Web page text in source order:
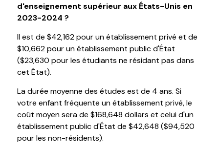
d'enseignement supérieur aux États-Unis en
2023-2024 ?
Il est de $42,162 pour un établissement privé et de
$10,662 pour un établissement public d'État
($23,630 pour les étudiants ne résidant pas dans
cet État).
La durée moyenne des études est de 4 ans. Si
votre enfant fréquente un établissement privé, le
coût moyen sera de $168,648 dollars et celui d'un
établissement public d'État de $42,648 ($94,520
pour les non-résidents).